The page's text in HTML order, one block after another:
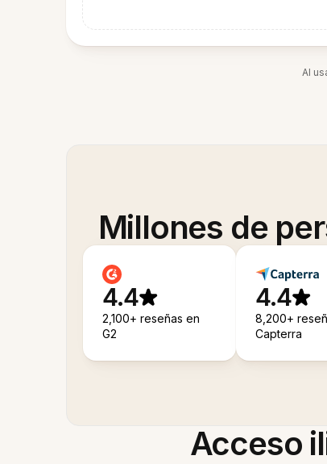
Al
Millones de
4.4
2,100+ reseñas en
G2
4.4
8,200+
Capterra
Acceso